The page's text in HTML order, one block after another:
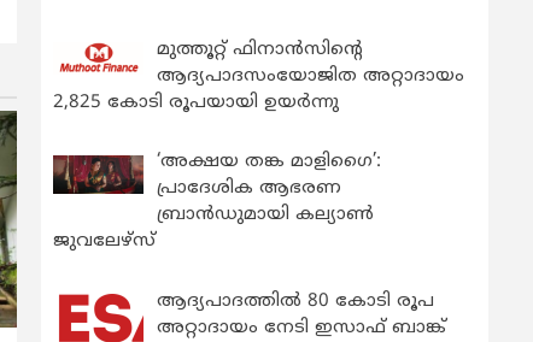
മുത്തൂറ്റ് ഫിനാൻസിന്റെ
ആദ്യപാദസംയോജിത അറ്റാദായം
2,825 കോടി രൂപയായി ഉയർന്നു
‘അക്ഷയ തങ്ക മാളിഗൈ’:
പ്രാദേശിക ആഭരണ
ബ്രാന്‍ഡുമായി കല്യാണ്‍
ജുവലേഴ്‌സ്
ആദ്യപാദത്തിൽ 80 കോടി രൂപ
അറ്റാദായം നേടി ഇസാഫ് ബാങ്ക്